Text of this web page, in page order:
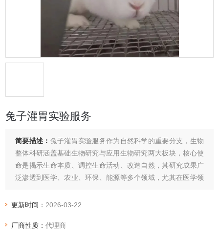
兔子灌胃实验服务
简要描述： 兔子灌胃实验服务作为自然科学的重要分支，生物
整体科研涵盖基础生物研究与应用生物研究两大板块，核心使
命是揭示生命本质、调控生命活动、改造自然，其研究成果广
泛渗透到医学、农业、环保、能源等多个领域，尤其在医学领
坚实的理论基础和技术支撑，是连接基础生物研究与临床医疗
更新时间： 2026-03-22
厂商性质：代理商